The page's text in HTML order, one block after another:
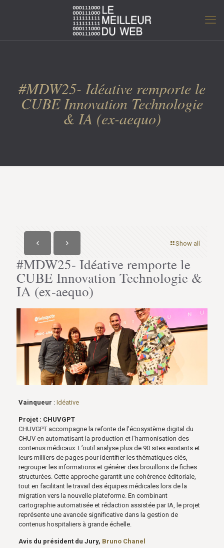
#MDW25- Idéative remporte le
CUBE Innovation Technologie
& IA (ex-aequo)
Show all
#MDW25- Idéative remporte le
CUBE Innovation Technologie &
IA (ex-aequo)
Vainqueur : Idéative
Projet : CHUVGPT
CHUVGPT accompagne la refonte de l’écosystème digital du
CHUV en automatisant la production et l’harmonisation des
contenus médicaux. L’outil analyse plus de 90 sites existants et
leurs milliers de pages pour identifier les thématiques clés,
regrouper les informations et générer des brouillons de fiches
structurées. Cette approche garantit une cohérence éditoriale,
tout en facilitant le travail des équipes médicales lors de la
migration vers la nouvelle plateforme. En combinant
cartographie automatisée et rédaction assistée par IA, le projet
représente une avancée significative dans la gestion de
contenus hospitaliers à grande échelle.
Avis du président du Jury, Bruno Chanel